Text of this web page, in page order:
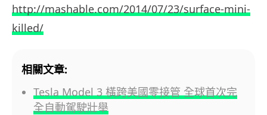
http://mashable.com/2014/07/23/surface-mini-
killed/
相關文章:
Tesla Model 3 橫跨美國零接管 全球首次完
全自動駕駛壯舉